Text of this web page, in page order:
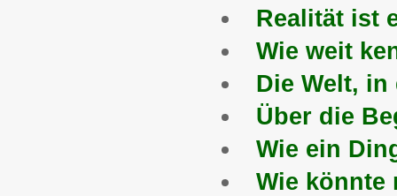
Realität ist
Wie weit
Die Welt,
Über die
Wie ein
Wie könnte